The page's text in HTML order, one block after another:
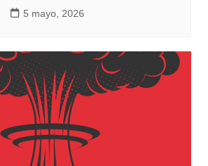
5 mayo, 2026